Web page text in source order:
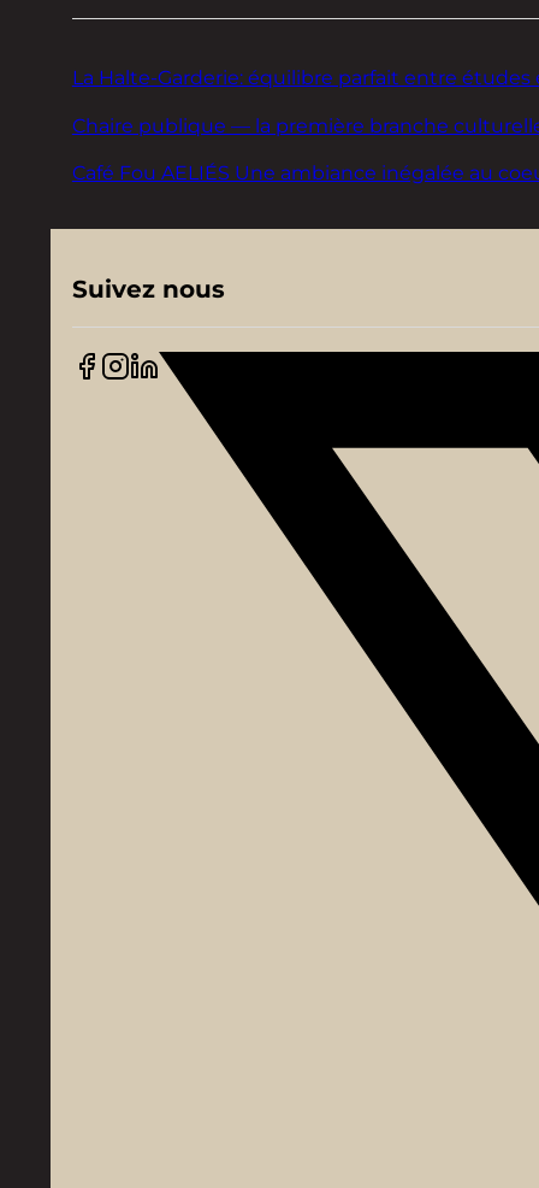
La Halte-Garderie: équilibre parfait entre
Chaire publique — la première branche culturelle
Café Fou AELIÉS Une ambiance inégalée au
Suivez nous